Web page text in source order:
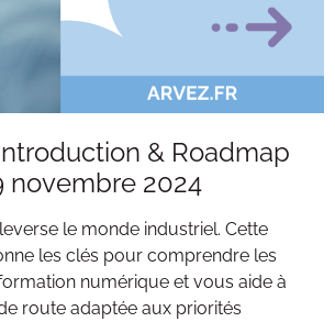
& Roadmap
novembre 2024
le monde industriel. Cette
les clés pour comprendre les
numérique et vous aide à
route adaptée aux priorités